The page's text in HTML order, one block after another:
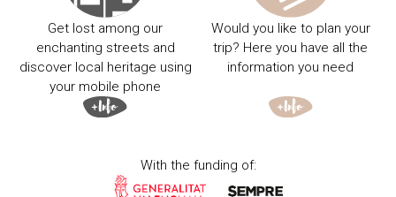
Get lost among our
enchanting streets and
discover local heritage using
your mobile phone
Would you like to plan your
trip? Here you have all the
information you need
With the funding of: